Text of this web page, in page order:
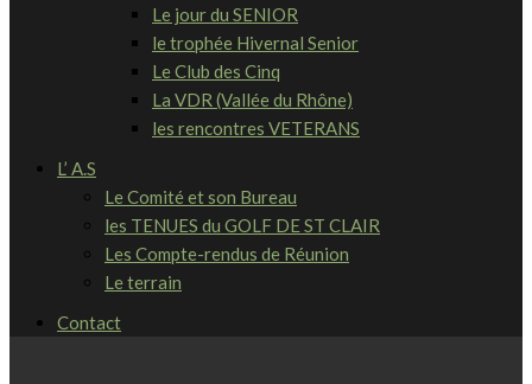
Le jour du SENIOR
le trophée Hivernal Senior
Le Club des Cinq
La VDR (Vallée du Rhône)
les rencontres VETERANS
L’ A.S
Le Comité et son Bureau
les TENUES du GOLF DE ST CLAIR
Les Compte-rendus de Réunion
Le terrain
Contact